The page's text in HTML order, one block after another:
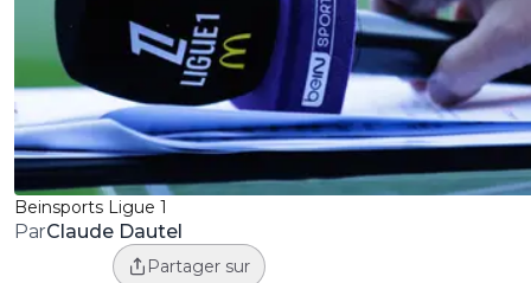
Beinsports Ligue 1
ParClaude Dautel
Partager sur